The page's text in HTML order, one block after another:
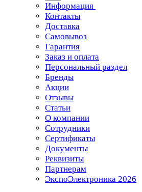
Информация
Контакты
Доставка
Самовывоз
Гарантия
Заказ и оплата
Персональный раздел
Бренды
Акции
Отзывы
Статьи
О компании
Сотрудники
Сертификаты
Документы
Реквизиты
Партнерам
ЭкспоЭлектроника 2026